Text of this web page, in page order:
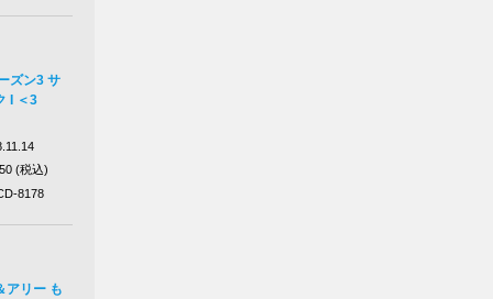
ズン3 サ
I ＜3
(税込)
8178
アリー も